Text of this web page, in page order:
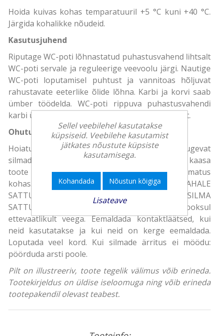
Hoida kuivas kohas temparatuuril +5 °C kuni +40 °C.
Järgida kohalikke nõudeid.
Kasutusjuhend
Riputage WC-poti lõhnastatud puhastusvahend lihtsalt
WC-poti servale ja reguleerige veevoolu järgi. Nautige
WC-poti loputamisel puhtust ja vannitoas hõljuvat
rahustavate eeterlike õlide lõhna. Karbi ja korvi saab
ümber töödelda. WC-poti rippuva puhastusvahendi
karbi ümbertöötlemiseks eraldage see mullikilest.
Ohutus
Hoiatus. Põhjustab nahaärritust. Põhjustab tugevat
silmade ärritust. Arsti poole pöördudes võtta kaasa
toote pakend või etikett. Hoida lastele kättesaamatus
kohas. Kanda kaitsekindaid / kaitseprille. NAHALE
SATTUMISE KORRAL: pesta rohke veega. SILMA
SATTUMISE KORRAL: loputada mitme minuti jooksul
ettevaatlikult veega. Eemaldada kontaktläätsed, kui
neid kasutatakse ja kui neid on kerge eemaldada.
Loputada veel kord. Kui silmade ärritus ei möödu:
pöörduda arsti poole.
Pilt on illustreeriv, toote tegelik välimus võib erineda.
Tootekirjeldus on üldise iseloomuga ning võib erineda
tootepakendil olevast teabest.
Sellel veebilehel kasutatakse
küpsiseid. Veebilehe kasutamist
jätkates nõustute küpsiste
kasutamisega.
Kohandada Nõustun kõigiga
Lisateave